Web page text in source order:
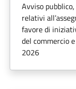
Avviso
relativi
favore di
del commercio
2026